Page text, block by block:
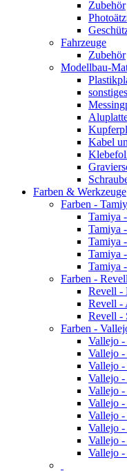
Zubehör
Fahrzeuge
Zubehör
Modellbau-
sonstiges
Kabel
Farben & Werkzeuge
Farben -
Tamiya
Tamiya
Tamiya
Tamiya
Tamiya
Farben - Revell
Revell -
Revell -
Revell -
Farben -
Vallejo
Vallejo
Vallejo
Vallejo -
Vallejo
Vallejo
Vallejo -
Vallejo
Vallejo -
Vallejo